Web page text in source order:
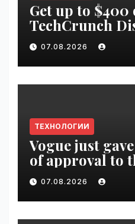
Get up to
TechCrunch
pass until
VseTime.ru
07.08.2026
ТЕХНОЛОГИИ
Vogue just
of approval to
VseTime.ru
07.08.2026